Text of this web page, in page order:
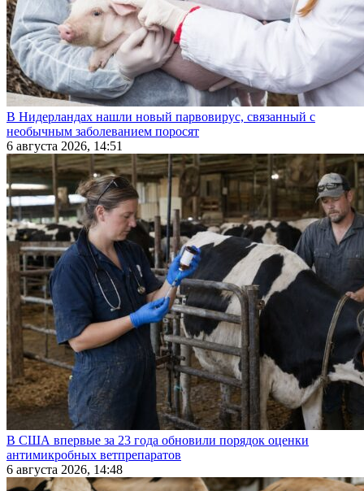
В Нидерландах нашли новый парвовирус, связанный с
необычным заболеванием поросят
6 августа 2026, 14:51
В США впервые за 23 года обновили порядок оценки
антимикробных ветпрепаратов
6 августа 2026, 14:48